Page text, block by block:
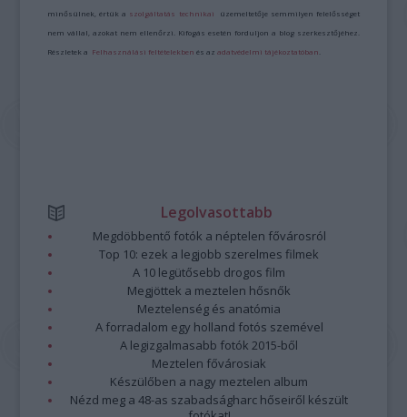
minősülnek, értük a szolgáltatás technikai üzemeltetője semmilyen felelősséget
nem vállal, azokat nem ellenőrzi. Kifogás esetén forduljon a blog szerkesztőjéhez.
Részletek a Felhasználási feltételekben és azadatvédelmi tájékoztatóban
Legolvasottabb
Megdöbbentő fotók a néptelen fővárosról
Top 10: ezek a legjobb szerelmes filmek
A 10 legütősebb drogos film
Megjöttek a meztelen hősnők
Meztelenség és anatómia
A forradalom egy holland fotós szemével
A legizgalmasabb fotók 2015-ből
Meztelen fővárosiak
Készülőben a nagy meztelen album
Nézd meg a 48-as szabadságharc hőseiről készült